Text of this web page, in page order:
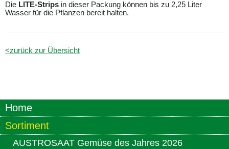
Die LITE-Strips in dieser Packung können bis zu 2,25 Liter
Wasser für die Pflanzen bereit halten.
<zurück zur Übersicht
Home
Sortiment
AUSTROSAAT Gemüse des Jahres 2026